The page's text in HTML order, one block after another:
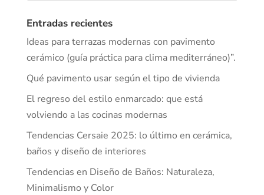
Entradas recientes
Ideas para terrazas modernas con pavimento
cerámico (guía práctica para clima mediterráneo)”.
Qué pavimento usar según el tipo de vivienda
El regreso del estilo enmarcado: que está
volviendo a las cocinas modernas
Tendencias Cersaie 2025: lo último en cerámica,
baños y diseño de interiores
Tendencias en Diseño de Baños: Naturaleza,
Minimalismo y Color